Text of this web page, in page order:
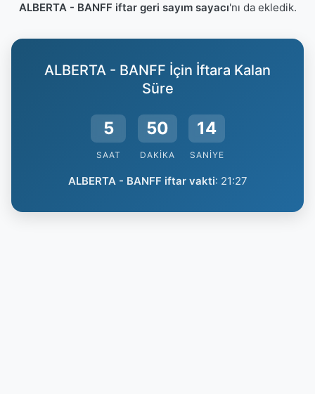
ALBERTA - BANFF iftar geri sayım sayacı'nı da ekledik.
ALBERTA - BANFF İçin İftara Kalan
Süre
5
SAAT
50
DAKIKA
13
SANIYE
ALBERTA - BANFF iftar vakti: 21:27